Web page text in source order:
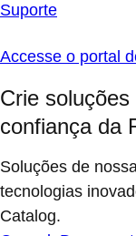
Suporte
Accesse o portal
Crie
confiança da
Soluções de
tecnologias
Catalog.